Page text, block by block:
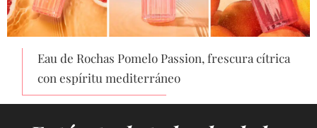
Eau de Rochas Pomelo Passion, frescura cítrica
con espíritu mediterráneo